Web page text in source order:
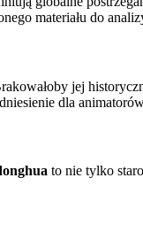
materiału do
jej
dla
to nie tylko